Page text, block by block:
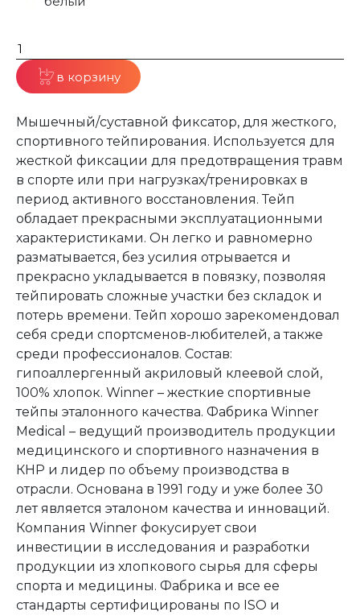
в корзину
Мышечный/суставной фиксатор, для жесткого,
спортивного тейпирования. Используется для
жесткой фиксации для предотвращения травм
в спорте или при нагрузках/тренировках в
период активного восстановления. Тейп
обладает прекрасными эксплуатационными
характеристиками. Он легко и равномерно
разматывается, без усилия отрывается и
прекрасно укладывается в повязку, позволяя
тейпировать сложные участки без складок и
потерь времени. Тейп хорошо зарекомендовал
себя среди спортсменов-любителей, а также
среди профессионалов. Состав:
гипоаллергенный акриловый клеевой слой,
100% хлопок. Winner – жесткие спортивные
тейпы эталонного качества. Фабрика Winner
Medical – ведущий производитель продукции
медицинского и спортивного назначения в
КНР и лидер по объему производства в
отрасли. Основана в 1991 году и уже более 30
лет является эталоном качества и инноваций.
Компания Winner фокусирует свои
инвестиции в исследования и разработки
продукции из хлопкового сырья для сферы
спорта и медицины. Фабрика и все ее
стандарты сертифицированы по ISO и